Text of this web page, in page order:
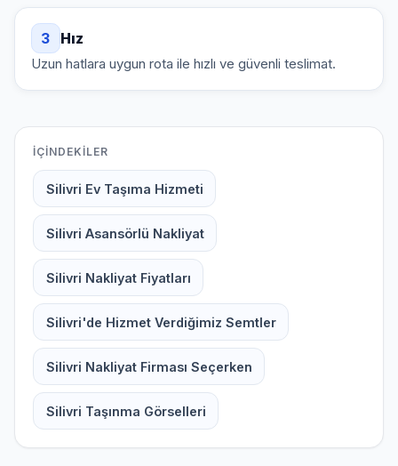
3 Hız
Uzun hatlara uygun rota ile hızlı ve güvenli teslimat.
İÇINDEKILER
Silivri Ev Taşıma Hizmeti
Silivri Asansörlü Nakliyat
Silivri Nakliyat Fiyatları
Silivri'de Hizmet Verdiğimiz Semtler
Silivri Nakliyat Firması Seçerken
Silivri Taşınma Görselleri